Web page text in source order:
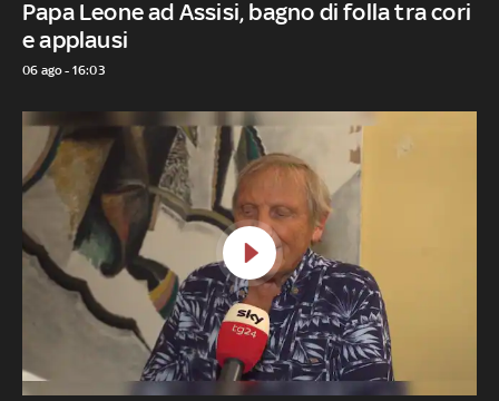
Papa Leone ad Assisi, bagno di folla tra cori
e applausi
06 ago - 16:03